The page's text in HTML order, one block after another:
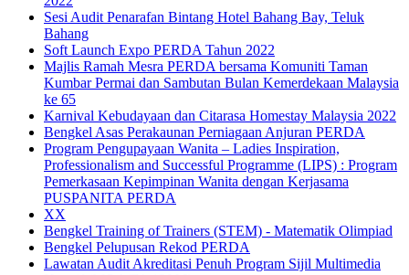
Sesi Audit Penarafan Bintang Hotel Bahang Bay, Teluk
Bahang
Soft Launch Expo PERDA Tahun 2022
Majlis Ramah Mesra PERDA bersama Komuniti Taman
Kumbar Permai dan Sambutan Bulan Kemerdekaan Malaysia
ke 65
Karnival Kebudayaan dan Citarasa Homestay Malaysia 2022
Bengkel Asas Perakaunan Perniagaan Anjuran PERDA
Program Pengupayaan Wanita – Ladies Inspiration,
Professionalism and Successful Programme (LIPS) : Program
Pemerkasaan Kepimpinan Wanita dengan Kerjasama
PUSPANITA PERDA
XX
Bengkel Training of Trainers (STEM) - Matematik Olimpiad
Bengkel Pelupusan Rekod PERDA
Lawatan Audit Akreditasi Penuh Program Sijil Multimedia